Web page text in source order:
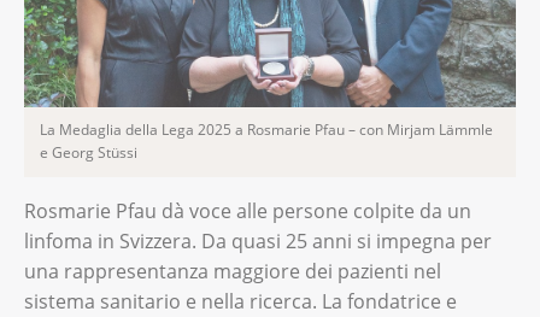
La Medaglia della Lega 2025 a Rosmarie Pfau – con Mirjam Lämmle
e Georg Stüssi
Rosmarie Pfau dà voce alle persone colpite da un
linfoma in Svizzera. Da quasi 25 anni si impegna per
una rappresentanza maggiore dei pazienti nel
sistema sanitario e nella ricerca. La fondatrice e